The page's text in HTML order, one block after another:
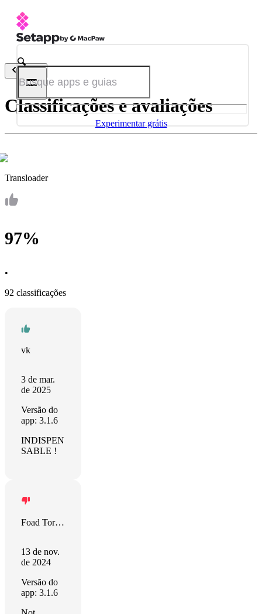
Experimentar grátis
Voltar
Classificações e avaliações
Transloader
97%
•
92 classificações
vk
3 de mar.
de 2025
Versão do
app: 3.1.6
INDISPEN
SABLE !
Foad Torshizi
13 de nov.
de 2024
Versão do
app: 3.1.6